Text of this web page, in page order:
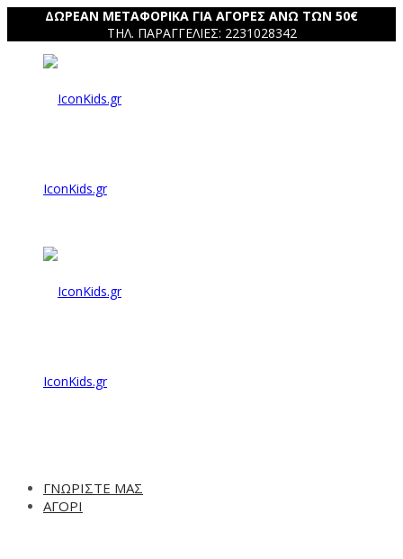
ΔΩΡΕΑΝ ΜΕΤΑΦΟΡΙΚΑ ΓΙΑ ΑΓΟΡΕΣ ΑΝΩ ΤΩΝ 50€
ΤΗΛ. ΠΑΡΑΓΓΕΛΙΕΣ: 2231028342
IconKids.gr
IconKids.gr
ΓΝΩΡΙΣΤΕ ΜΑΣ
ΑΓΟΡΙ